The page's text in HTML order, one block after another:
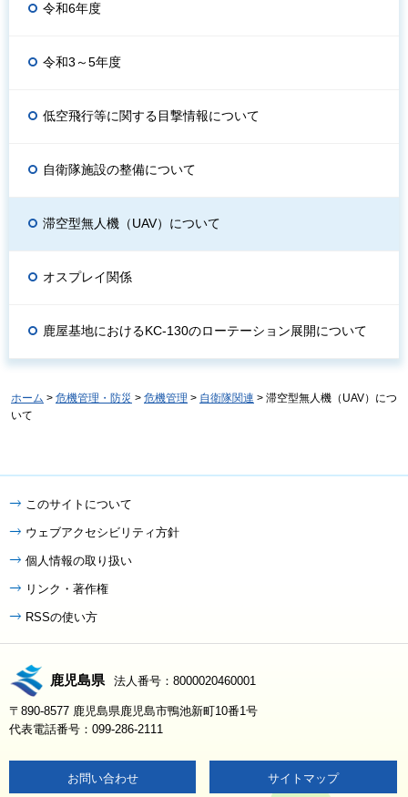
令和6年度
令和3～5年度
低空飛行等に関する目撃情報について
自衛隊施設の整備について
滞空型無人機（UAV）について
オスプレイ関係
鹿屋基地におけるKC-130のローテーション展開について
ホーム > 危機管理・防災 > 危機管理 > 自衛隊関連 > 滞空型無人機（UAV）につ
いて
このサイトについて
ウェブアクセシビリティ方針
個人情報の取り扱い
リンク・著作権
RSSの使い方
鹿児島県 法人番号：8000020460001
〒890-8577 鹿児島県鹿児島市鴨池新町10番1号
代表電話番号：099-286-2111
お問い合わせ サイトマップ